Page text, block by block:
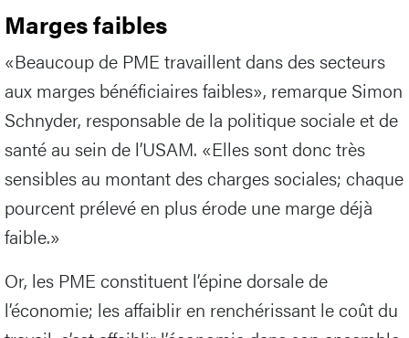
Marges faibles
«Beaucoup de PME travaillent dans des secteurs
aux marges bénéficiaires faibles», remarque Simon
Schnyder, responsable de la politique sociale et de
santé au sein de l’USAM. «Elles sont donc très
sensibles au montant des charges sociales; chaque
pourcent prélevé en plus érode une marge déjà
faible.»
Or, les PME constituent l’épine dorsale de
l’économie; les affaiblir en renchérissant le coût du